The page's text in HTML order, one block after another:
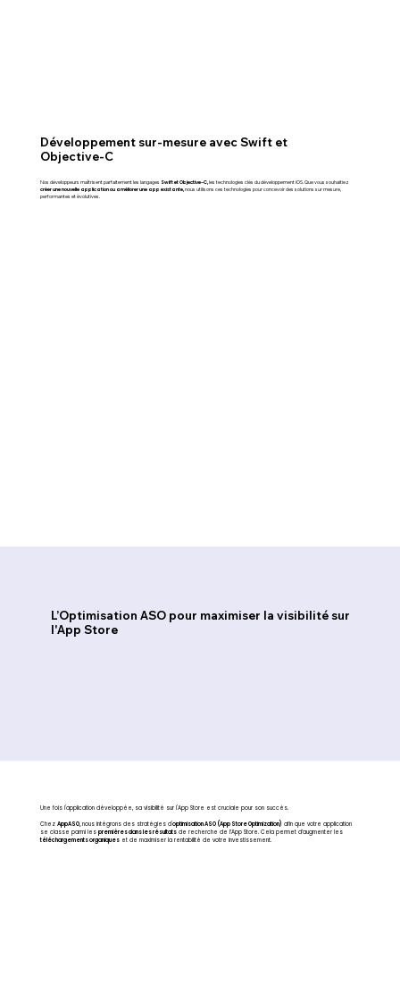
Développement sur-mesure avec Swift et
Objective-C
Nos développeurs maîtrisent parfaitement les langages Swift et Objective-C,les technologies clés du développement iOS. Que vous souhaitiez
créer une nouvelle application ou améliorer une app existante,nous utilisons ces technologies pour concevoir des solutions sur mesure,
performantes et évolutives.
L’Optimisation ASO pour maximiser la visibilité sur
l'App Store
Une fois l'application développée, sa visibilité sur l'App Store est cruciale pour son succès.
Chez AppASO,nous intégrons des stratégies d'optimisation ASO (App Store Optimization) afin que votre application
se classe parmi les premières dans les résultatsde recherche de l’App Store. Cela permet d’augmenter les
téléchargements organiqueset de maximiser la rentabilité de votre investissement.